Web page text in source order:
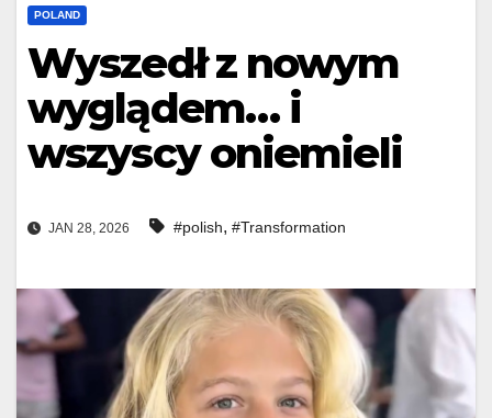
POLAND
Wyszedł z nowym
wyglądem… i
wszyscy oniemieli
JAN 28, 2026 #polish, #Transformation